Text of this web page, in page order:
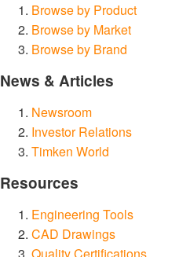
Browse by Product
Browse by Market
Browse by Brand
News & Articles
Newsroom
Investor Relations
Timken World
Resources
Engineering Tools
CAD Drawings
Quality Certifications